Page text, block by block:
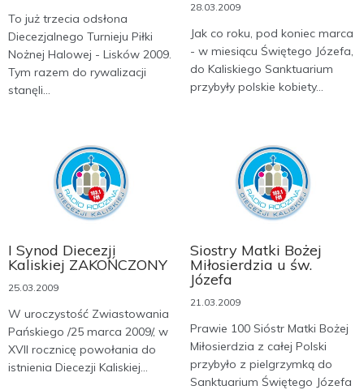
To już trzecia odsłona
Diecezjalnego Turnieju Piłki
Nożnej Halowej - Lisków 2009.
Tym razem do rywalizacji
stanęli...
28.03.2009
Jak co roku, pod koniec marca
- w miesiącu Świętego Józefa,
do Kaliskiego Sanktuarium
przybyły polskie kobiety...
I Synod Diecezji
Kaliskiej ZAKOŃCZONY
25.03.2009
W uroczystość Zwiastowania
Pańskiego /25 marca 2009/, w
XVII rocznicę powołania do
istnienia Diecezji Kaliskiej...
Siostry Matki Bożej
Miłosierdzia u św.
Józefa
21.03.2009
Prawie 100 Sióstr Matki Bożej
Miłosierdzia z całej Polski
przybyło z pielgrzymką do
Sanktuarium Świętego Józefa